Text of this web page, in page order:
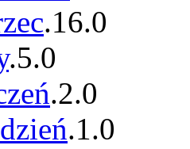
.16.0
.5.0
.2.0
.1.0